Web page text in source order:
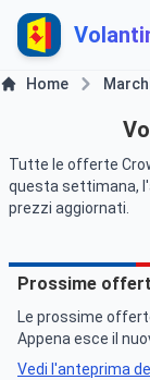
Home
Tutte le offerte
questa settimana,
prezzi aggiornati.
Prossime
Le prossime
Appena esce il
Vedi l'anteprima